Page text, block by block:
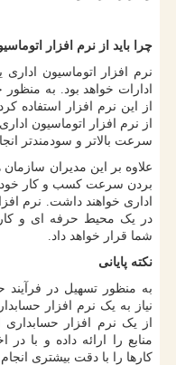
چرا باید از نرم افزار
نرم افزار اتوماسیون
ادارات خواهد بود. به
از این نرم افزار استفاده
از نرم افزار اتوماسیون
سرعت بالاتر و سودمندتر
علاوه بر این مدیران
بردن سرعت کسب و کار خود
اداری خواهند داشت. نرم
در یک محیط حرفه ای و
شما قرار خواهد داد.
نکته پایانی
به منظور تسهیل در
نیاز به یک نرم افزار
از یک نرم افزار
منابع را ارائه داده و با
کارها را با دقت بیشتری